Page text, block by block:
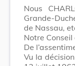
Nous
Grande-
de Nassau,
Notre Conseil
De
Vu la